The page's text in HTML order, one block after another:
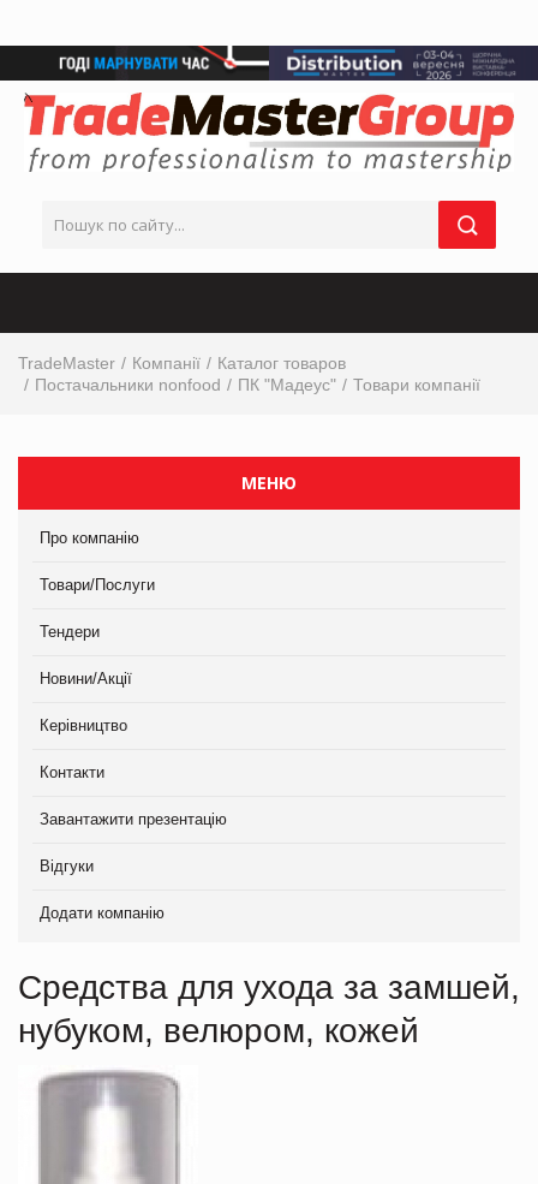
TradeMaster Компанії
Каталог товаров
Постачальники nonfood
ПК "Мадеус" Товари компанії
МЕНЮ
Про компанію
Товари/Послуги
Тендери
Новини/Акції
Керівництво
Контакти
Завантажити презентацію
Відгуки
Додати компанію
Средства для ухода за замшей,
нубуком, велюром, кожей